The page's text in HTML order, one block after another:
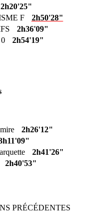
2h20'25"
F 2h50'28"
2h36'09"
2h54'19"
2h26'12"
2h41'26"
2h40'53"
PRÉCÉDENTES